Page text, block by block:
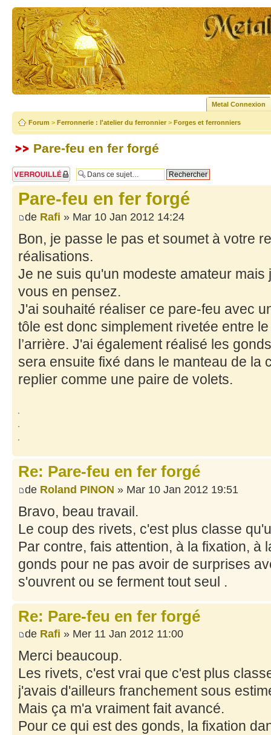
Metal Connexion
Forum > Ferronnerie : l'atelier du ferronnier > Forges et ferronniers
Pare-feu en fer forgé
Sujet verrouillé
Pare-feu en fer forgé
de Rafi » Mar 10 Jan 2012 14:24
Bon, je passe le pas et soumet à votre
réalisations.
Je ne suis qu'un modeste amateur
vous en pensez.
J'ai souhaité réaliser ce pare-feu avec
tôle est donc simplement rivetée entre
l’arrière. J'ai également réalisé les
sera ensuite fixé dans le manteau de la
replier comme une paire de volets.
Re: Pare-feu en fer forgé
de Roland PINON » Mar 10 Jan 2012 19:51
Bravo, beau travail.
Le coup des rivets, c'est plus classe
Par contre, fais attention, à la fixation, à
gonds pour ne pas avoir de surprises
s'ouvrent ou se ferment tout seul .
Re: Pare-feu en fer forgé
de Rafi » Mer 11 Jan 2012 11:00
Merci beaucoup.
Les rivets, c'est vrai que c'est plus
j'avais d'ailleurs franchement sous
Mais ça m'a vraiment fait avancé.
Pour ce qui est des gonds, la fixation